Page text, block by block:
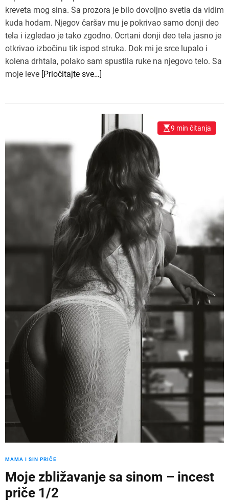
kreveta mog sina. Sa prozora je bilo dovoljno svetla da vidim
kuda hodam. Njegov čaršav mu je pokrivao samo donji deo
tela i izgledao je tako zgodno. Ocrtani donji deo tela jasno je
otkrivao izbočinu tik ispod struka. Dok mi je srce lupalo i
kolena drhtala, polako sam spustila ruke na njegovo telo. Sa
moje leve [Priočitajte sve…]
9 min čitanja
MAMA I SIN PRIČE
Moje zbližavanje sa sinom – incest
priče 1/2